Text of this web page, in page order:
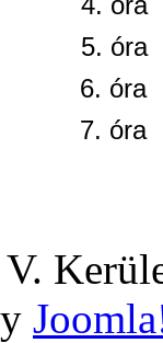
5.
6. óra
7. óra